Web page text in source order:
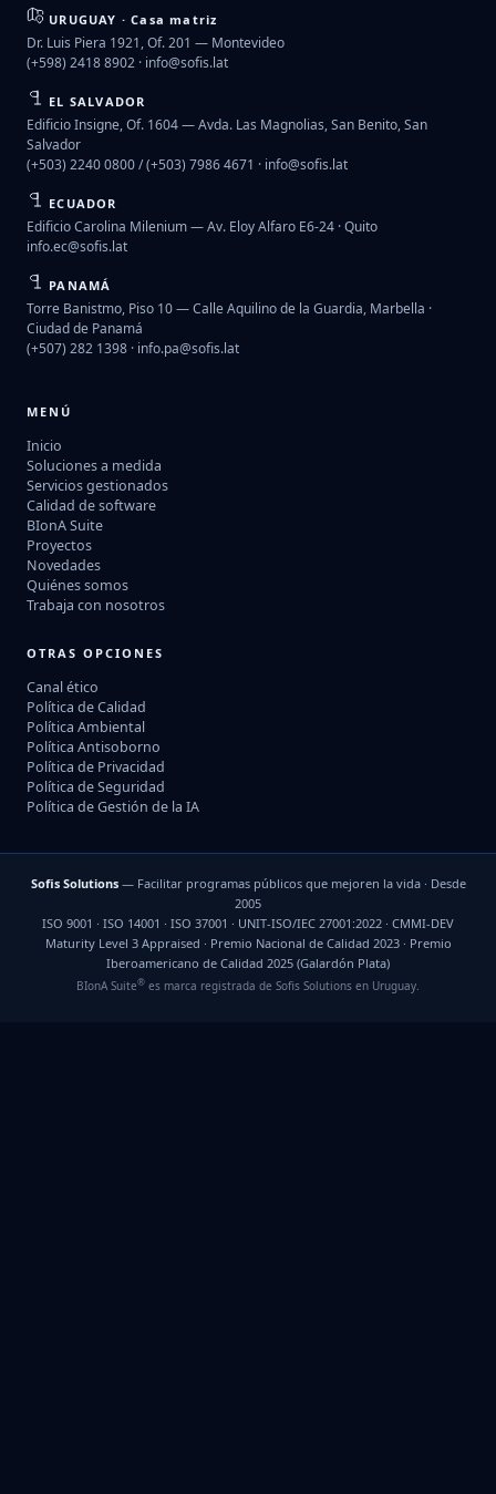
URUGUAY · Casa matriz
Dr. Luis Piera 1921, Of. 201 — Montevideo
(+598) 2418 8902 · info@sofis.lat
EL SALVADOR
Edificio Insigne, Of. 1604 — Avda. Las Magnolias, San Benito, San
Salvador
(+503) 2240 0800 / (+503) 7986 4671 · info@sofis.lat
ECUADOR
Edificio Carolina Milenium — Av. Eloy Alfaro E6-24 · Quito
info.ec@sofis.lat
PANAMÁ
Torre Banistmo, Piso 10 — Calle Aquilino de la Guardia, Marbella ·
Ciudad de Panamá
(+507) 282 1398 · info.pa@sofis.lat
MENÚ
Inicio
Soluciones a medida
Servicios gestionados
Calidad de software
BIonA Suite
Proyectos
Novedades
Quiénes somos
Trabaja con nosotros
OTRAS OPCIONES
Canal ético
Política de Calidad
Política Ambiental
Política Antisoborno
Política de Privacidad
Política de Seguridad
Política de Gestión de la IA
Sofis Solutions— Facilitar programas públicos que mejoren la vida · Desde
2005
ISO 9001 · ISO 14001 · ISO 37001 · UNIT-ISO/IEC 27001:2022 · CMMI-DEV
Maturity Level 3 Appraised · Premio Nacional de Calidad 2023 · Premio
Iberoamericano de Calidad 2025 (Galardón Plata)
BIonA Suite® es marca registrada de Sofis Solutions en Uruguay.